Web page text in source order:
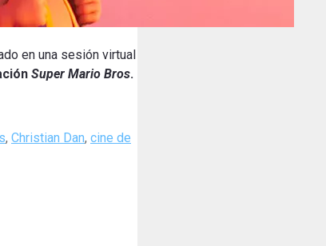
en una sesión virtual
Super Mario Bros.
, Christian Dan, cine de